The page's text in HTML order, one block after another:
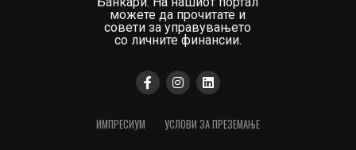
на функцијата министерка, а која останала како една
од најважните животни лекции.
„Еден пријател ми напиша: ‘Пливај како делфин во
морето на ајкули’. Мислам дека тоа е една од
разговорот за FinSight.
можете да прочитате и
совети за управувањето
со личните финансии.
ИМПРЕСИУМ УСЛОВИ ЗА ПРЕЗЕМАЊЕ